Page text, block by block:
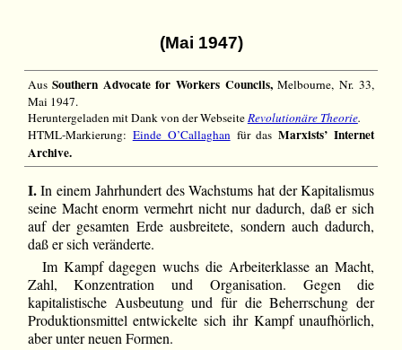
(Mai 1947)
AusSouthern Advocate for Workers Councils,Melbourne, Nr. 33,
Mai 1947.
Heruntergeladen mit Dank von der WebseiteRevolutionäre Theorie.
HTML-Markierung: Einde O’Callaghanfür dasMarxists’ Internet
Archive.
I.In einem Jahrhundert des Wachstums hat der Kapitalismus
seine Macht enorm vermehrt nicht nur dadurch, daß er sich
auf der gesamten Erde ausbreitete, sondern auch dadurch,
daß er sich veränderte.
Im Kampf dagegen wuchs die Arbeiterklasse an Macht,
Zahl, Konzentration und Organisation. Gegen die
kapitalistische Ausbeutung und für die Beherrschung der
Produktionsmittel entwickelte sich ihr Kampf unaufhörlich,
aber unter neuen Formen.